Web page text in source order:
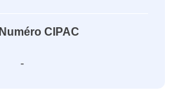
Numéro CIPAC
-